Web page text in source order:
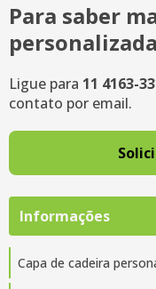
Para saber
Ligue para 11 4163-
contato por email.
Informações
Capa de cadeira